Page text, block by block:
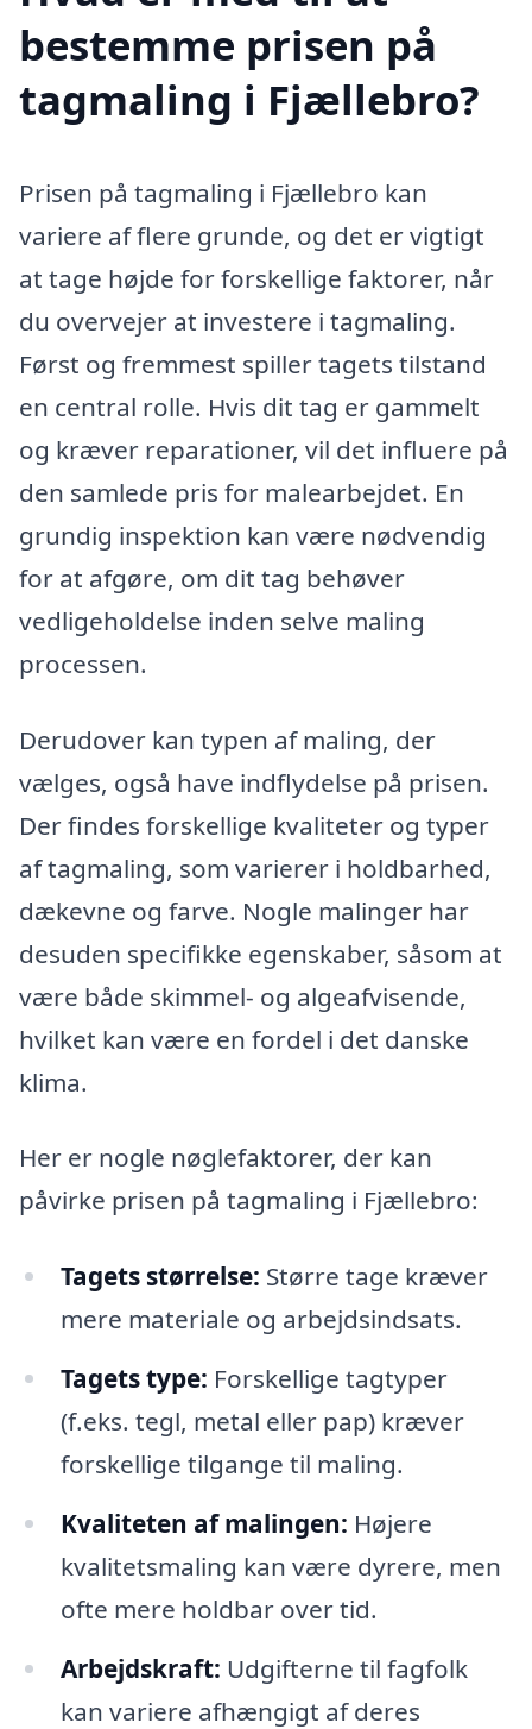
bestemme prisen på
tagmaling i Fjællebro?
Prisen på tagmaling i Fjællebro kan
variere af flere grunde, og det er vigtigt
at tage højde for forskellige faktorer, når
du overvejer at investere i tagmaling.
Først og fremmest spiller tagets tilstand
en central rolle. Hvis dit tag er gammelt
og kræver reparationer, vil det influere på
den samlede pris for malearbejdet. En
grundig inspektion kan være nødvendig
for at afgøre, om dit tag behøver
vedligeholdelse inden selve maling
processen.
Derudover kan typen af maling, der
vælges, også have indflydelse på prisen.
Der findes forskellige kvaliteter og typer
af tagmaling, som varierer i holdbarhed,
dækevne og farve. Nogle malinger har
desuden specifikke egenskaber, såsom at
være både skimmel- og algeafvisende,
hvilket kan være en fordel i det danske
klima.
Her er nogle nøglefaktorer, der kan
påvirke prisen på tagmaling i Fjællebro:
Tagets størrelse: Større tage kræver
mere materiale og arbejdsindsats.
Tagets type: Forskellige tagtyper
(f.eks. tegl, metal eller pap) kræver
forskellige tilgange til maling.
Kvaliteten af malingen: Højere
kvalitetsmaling kan være dyrere, men
ofte mere holdbar over tid.
Arbejdskraft: Udgifterne til fagfolk
kan variere afhængigt af deres